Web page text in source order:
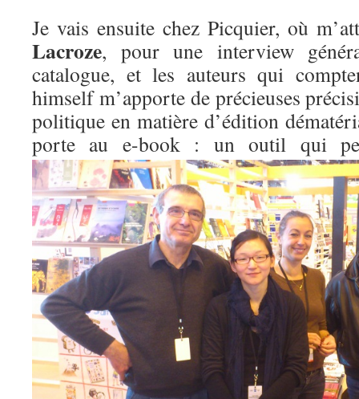
Je vais ensuite chez Picquier, où
Lacroze, pour une interview
catalogue, et les auteurs qui
himself m’apporte de précieuses
politique en matière d’édition
porte au e-book : un outil qui